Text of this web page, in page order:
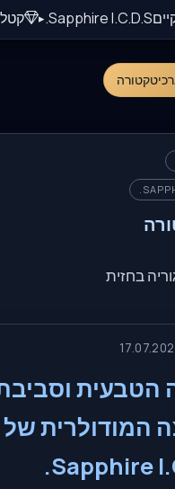
Sapphire I.C.D.S.
בחזית
הטבעית
המודולרית של
Sapphire